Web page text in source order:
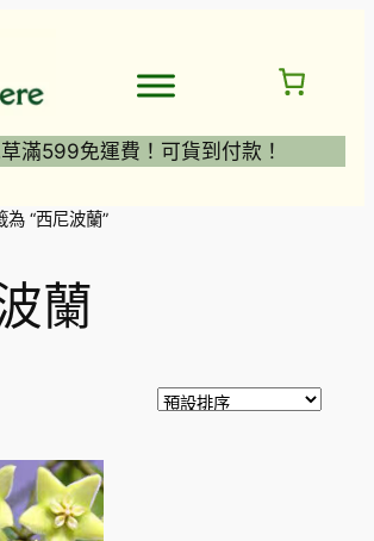
滿599免運費！可貨到付款！
“西尼波蘭”
蘭